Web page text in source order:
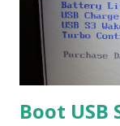
Boot USB